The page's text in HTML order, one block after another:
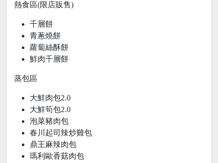
熱食區(限店販售)
千層餅
青蔥燒餅
蘿蔔絲酥餅
鮮肉千層餅
蒸包區
大鮮肉包2.0
大鮮筍包2.0
泡菜豬肉包
春川起司辣炒雞包
鼎王麻辣肉包
瑪利歐香菇肉包